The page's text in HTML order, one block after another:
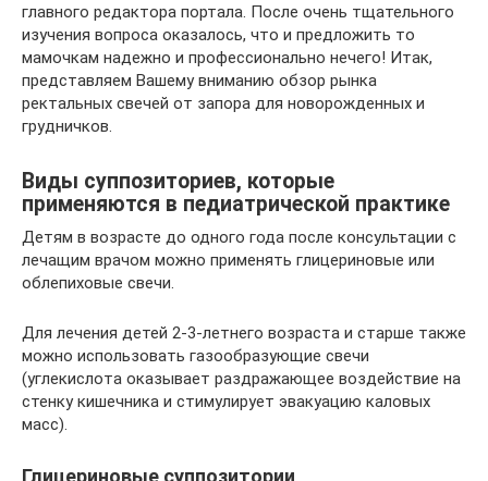
главного редактора портала. После очень тщательного
изучения вопроса оказалось, что и предложить то
мамочкам надежно и профессионально нечего! Итак,
представляем Вашему вниманию обзор рынка
ректальных свечей от запора для новорожденных и
грудничков.
Виды суппозиториев, которые
применяются в педиатрической практике
Детям в возрасте до одного года после консультации с
лечащим врачом можно применять глицериновые или
облепиховые свечи.
Для лечения детей 2-3-летнего возраста и старше также
можно использовать газообразующие свечи
(углекислота оказывает раздражающее воздействие на
стенку кишечника и стимулирует эвакуацию каловых
масс).
Глицериновые суппозитории